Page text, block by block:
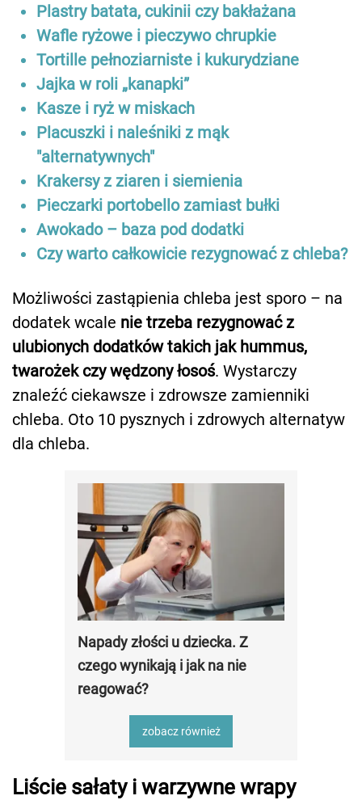
Plastry batata, cukinii czy bakłażana
Wafle ryżowe i pieczywo chrupkie
Tortille pełnoziarniste i kukurydziane
Jajka w roli „kanapki”
Kasze i ryż w miskach
Placuszki i naleśniki z mąk
"alternatywnych"
Krakersy z ziaren i siemienia
Pieczarki portobello zamiast bułki
Awokado – baza pod dodatki
Czy warto całkowicie rezygnować z chleba?
Możliwości zastąpienia chleba jest sporo – na
dodatek wcale nie trzeba rezygnować z
ulubionych dodatków takich jak hummus,
twarożek czy wędzony łosoś. Wystarczy
znaleźć ciekawsze i zdrowsze zamienniki
chleba. Oto 10 pysznych i zdrowych alternatyw
dla chleba.
Napady złości u dziecka. Z
czego wynikają i jak na nie
reagować?
zobacz również
Liście sałaty i warzywne wrapy